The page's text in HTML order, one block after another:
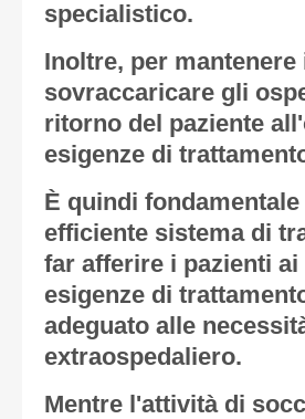
specialistico.
Inoltre, per
sovraccaricare gli
ritorno del paziente
esigenze di
È quindi
efficiente sistema di
far afferire i pazienti ai
esigenze di
adeguato alle
extraospedaliero.
Mentre l'attività di